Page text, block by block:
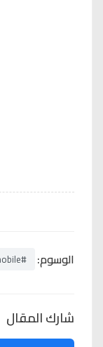
الوسوم: #mobile
شارك المقال